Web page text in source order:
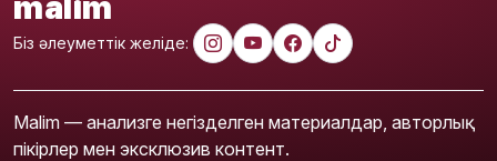
Біз әлеуметтік желіде:
Malim — анализге негізделген материалдар, авторлық
пікірлер мен эксклюзив контент.